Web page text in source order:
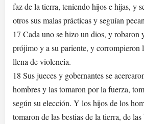
faz de la tierra, teniendo hijos e hijas, y
otros sus malas prácticas y seguían
17 Cada uno se hizo un dios, y robaron
prójimo y a su pariente, y corrompieron
llena de violencia.
18 Sus jueces y gobernantes se
hombres y las tomaron por la fuerza,
según su elección. Y los hijos de los
tomaron de las bestias de la tierra, de